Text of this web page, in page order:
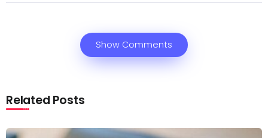
Show Comments
Related Posts